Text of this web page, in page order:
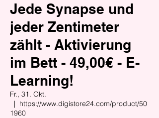
Jede Synapse und
jeder Zentimeter
zählt - Aktivierung
im Bett - 49,00€ - E-
Learning!
Fr., 31. Okt.
  |
https://www.digistore24.com/product/50
1960